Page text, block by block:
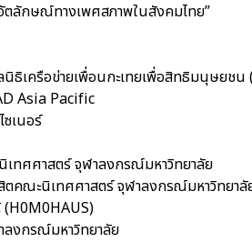
ตลักษณ์ทางเพศสภาพในสังคมไทย”
เครือข่ายเพื่อนกะเทยเพื่อสิทธิมนุษยชน
Asia Pacific
เนอร์
ทศศาสตร์ จุฬาลงกรณ์มหาวิทยาลัย
คณะนิเทศศาสตร์ จุฬาลงกรณ์มหาวิทยาลั
(H0M0HAUS)
งกรณ์มหาวิทยาลัย